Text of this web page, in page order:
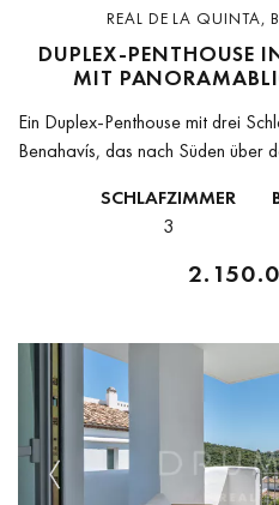
REAL DE LA QUINTA,
DUPLEX-PENTHOUSE
MIT
Ein Duplex-Penthouse mit drei
Benahavís, das nach Süden über
SCHLAFZIMMER
3
Previous